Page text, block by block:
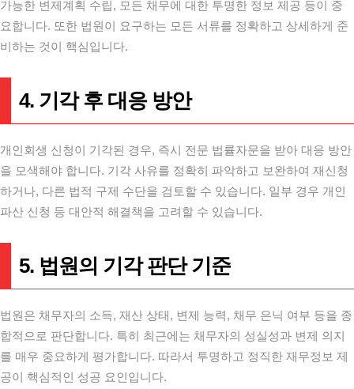
가능한 변제계획 수립, 모든 채무에 대한 투명한 정보 제공 등이 중
요합니다. 또한 법원이 요구하는 모든 서류를 정확하고 상세하게 준
비하는 것이 핵심입니다.
4. 기각 후 대응 방안
개인회생 신청이 기각된 경우, 즉시 전문 법률자문을 받아 대응 방안
을 모색해야 합니다. 기각 사유를 정확히 파악하고 보완하여 재신청
하거나, 다른 법적 구제 수단을 검토할 수 있습니다. 일부 경우 개인
파산 신청 등 대안적 해결책을 고려할 수 있습니다.
5. 법원의 기각 판단 기준
법원은 채무자의 소득, 재산 상태, 변제 능력, 채무 은닉 여부 등을 종
합적으로 판단합니다. 특히 최근에는 채무자의 성실성과 변제 의지
를 매우 중요하게 평가합니다. 따라서 투명하고 정직한 재무정보 제
공이 핵심적인 성공 요인입니다.